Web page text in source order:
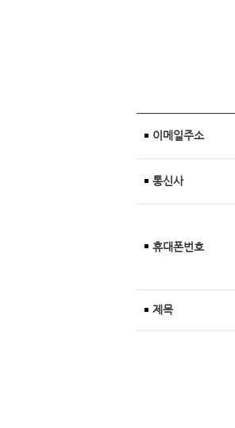
이메일주소
통신사
휴대폰번호
제목